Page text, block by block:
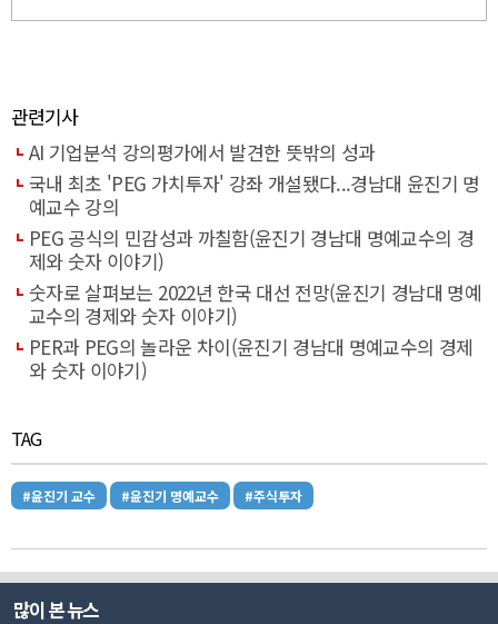
관련기사
AI 기업분석 강의평가에서 발견한 뜻밖의 성과
국내 최초 'PEG 가치투자' 강좌 개설됐다...경남대 윤진기 명
예교수 강의
PEG 공식의 민감성과 까칠함(윤진기 경남대 명예교수의 경
제와 숫자 이야기)
숫자로 살펴보는 2022년 한국 대선 전망(윤진기 경남대 명예
교수의 경제와 숫자 이야기)
PER과 PEG의 놀라운 차이(윤진기 경남대 명예교수의 경제
와 숫자 이야기)
TAG
#윤진기 교수 #윤진기 명예교수 #주식투자
많이 본 뉴스